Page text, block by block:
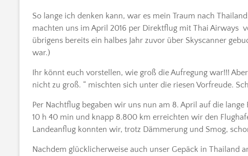
So lange ich denken kann, war es mein Traum nach
machten uns im April 2016 per Direktflug mit Thai Airways
übrigens bereits ein halbes Jahr zuvor über Skyscanner
war.)
Ihr könnt euch vorstellen, wie groß die Aufregung war!!!
nicht zu groß. “ mischten sich unter die riesen Vorfreude.
Per Nachtflug begaben wir uns nun am 8. April auf die
10 h 40 min und knapp 8.800 km erreichten wir den
Landeanflug konnten wir, trotz Dämmerung und Smog,
Nachdem glücklicherweise auch unser Gepäck in Thailand